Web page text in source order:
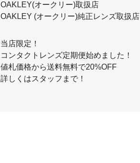
OAKLEY(オークリー)取扱店
OAKLEY (オークリー)純正レンズ取扱店
当店限定！
コンタクトレンズ定期便始めました！
値札価格から送料無料で20%OFF
詳しくはスタッフまで！